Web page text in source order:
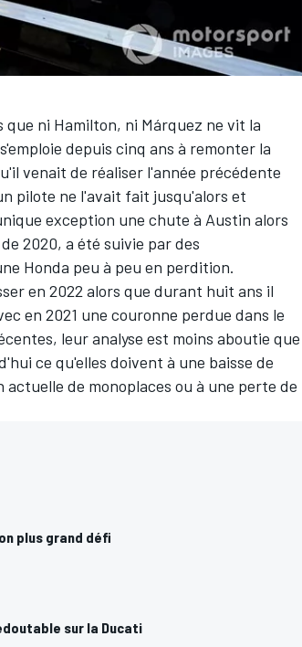
ni Hamilton, ni Márquez ne vit la
depuis cinq ans à remonter la
venait de réaliser l'année précédente
pilote ne l'avait fait jusqu'alors et
exception une chute à Austin alors
2020, a été suivie par des
Honda peu à peu en perdition.
en 2022 alors que durant huit ans il
en 2021 une couronne perdue dans le
leur analyse est moins aboutie que
ce qu'elles doivent à une baisse de
de monoplaces ou à une perte de
plus grand défi
sur la Ducati